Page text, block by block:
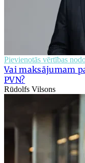
Pievienotās vērtības
Vai maksājumam
PVN?
Rūdolfs Vilsons